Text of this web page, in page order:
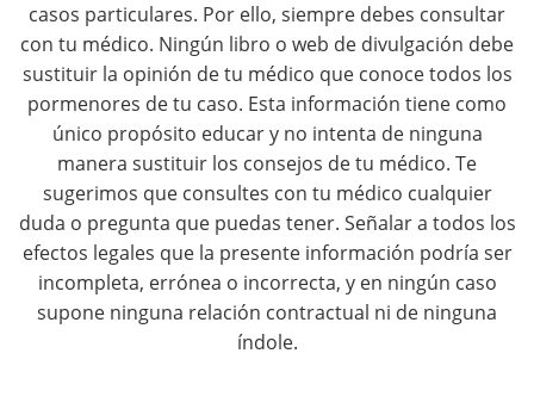
a
g
casos particulares. Por ello, siempre debes consultar
con tu médico. Ningún libro o web de divulgación debe
sustituir la opinión de tu médico que conoce todos los
pormenores de tu caso. Esta información tiene como
único propósito educar y no intenta de ninguna
manera sustituir los consejos de tu médico. Te
sugerimos que consultes con tu médico cualquier
duda o pregunta que puedas tener. Señalar a todos los
efectos legales que la presente información podría ser
incompleta, errónea o incorrecta, y en ningún caso
supone ninguna relación contractual ni de ninguna
índole.